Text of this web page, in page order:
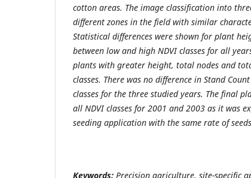
cotton areas. The image classification into
different zones in the field with similar
Statistical differences were shown for plant
between low and high NDVI classes for all
plants with greater height, total nodes and
classes. There was no difference in Stand
classes for the three studied years. The final
all NDVI classes for 2001 and 2003 as it was
seeding application with the same rate of
Keywords: Precision agriculture, site-specific